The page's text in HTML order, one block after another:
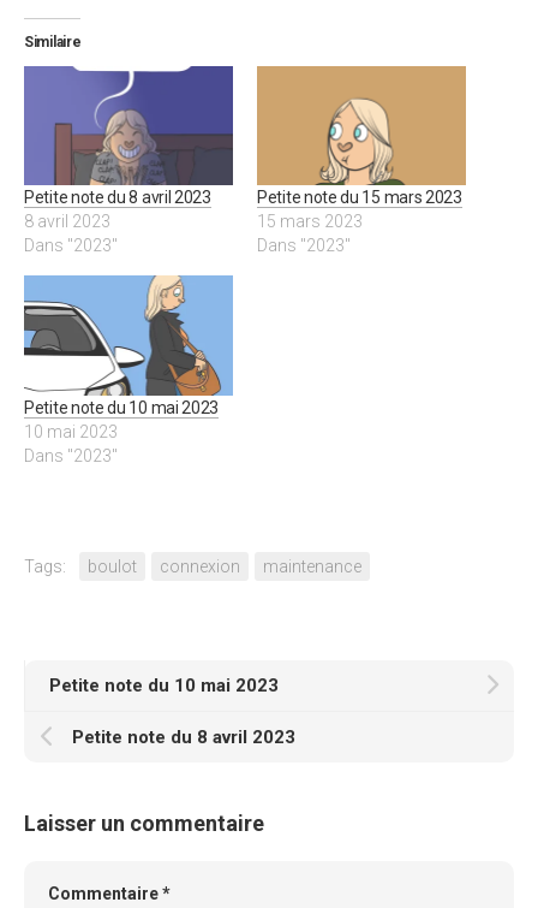
Similaire
Petite note du 8 avril 2023
8 avril 2023
Dans "2023"
Petite note du 15 mars 2023
15 mars 2023
Dans "2023"
Petite note du 10 mai 2023
10 mai 2023
Dans "2023"
Tags: boulot connexion maintenance
Petite note du 10 mai 2023
Petite note du 8 avril 2023
Laisser un commentaire
Commentaire*